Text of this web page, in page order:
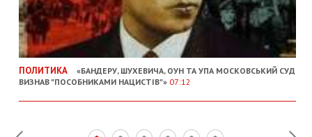
ПОЛИТИКА
«БАНДЕРУ, ШУХЕВИЧА, ОУН ТА УПА МОСКОВСЬКИЙ СУД
ВИЗНАВ "ПОСОБНИКАМИ НАЦИСТІВ"» 07:12